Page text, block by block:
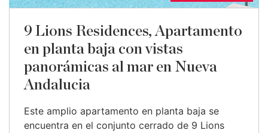
9 Lions Residences, Apartamento
en planta baja con vistas
panorámicas al mar en Nueva
Andalucia
Este amplio apartamento en planta baja se
encuentra en el conjunto cerrado de 9 Lions